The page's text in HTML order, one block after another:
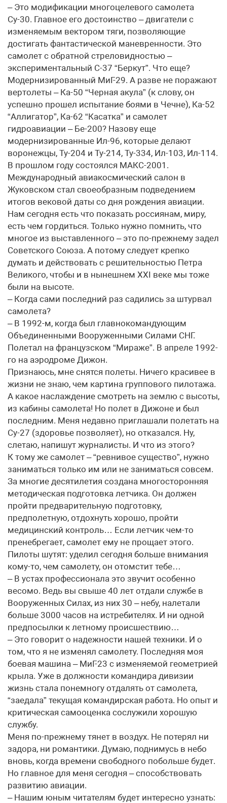
– Это модификации многоцелевого самолета
Су-30. Главное его достоинство – двигатели с
изменяемым вектором тяги, позволяющие
достигать фантастической маневренности. Это
самолет с обратной стреловидностью –
экспериментальный С-37 “Беркут”. Что еще?
Модернизированный МиГ-29. А разве не поражают
вертолеты – Ка-50 “Черная акула” (к слову, он
успешно прошел испытание боями в Чечне), Ка-52
“Аллигатор”, Ка-62 “Касатка” и самолет
гидроавиации – Бе-200? Назову еще
модернизированные Ил-96, которые делают
воронежцы, Ту-204 и Ту-214, Ту-334, Ил-103, Ил-114.
В прошлом году состоялся МАКС-2001.
Международный авиакосмический салон в
Жуковском стал своеобразным подведением
итогов вековой даты со дня рождения авиации.
Нам сегодня есть что показать россиянам, миру,
есть чем гордиться. Только нужно помнить, что
многое из выставленного – это по-прежнему задел
Советского Союза. А потому следует крепко
думать и действовать c решительностью Петра
Великого, чтобы и в нынешнем XXI веке мы тоже
были на высоте.
– Когда сами последний раз садились за штурвал
самолета?
– В 1992-м, когда был главнокомандующим
Объединенными Вооруженными Силами СНГ.
Полетал на французском “Мираже”. В апреле 1992-
го на аэродроме Дижон.
Признаюсь, мне снятся полеты. Ничего красивее в
жизни не знаю, чем картина группового пилотажа.
А какое наслаждение смотреть на землю с высоты,
из кабины самолета! Но полет в Дижоне и был
последним. Меня недавно приглашали полетать на
Су-27 (здоровье позволяет), но отказался. Ну,
слетаю, напишут журналисты. И что из этого?
К тому же самолет – “ревнивое существо”, нужно
заниматься только им или не заниматься совсем.
За многие десятилетия создана многосторонняя
методическая подготовка летчика. Он должен
пройти предварительную подготовку,
предполетную, отдохнуть хорошо, пройти
медицинский контроль… Если летчик чем-то
пренебрегает, самолет ему не прощает этого.
Пилоты шутят: уделил сегодня больше внимания
кому-то, чем самолету, он отомстит тебе…
– В устах профессионала это звучит особенно
весомо. Ведь вы свыше 40 лет отдали службе в
Вооруженных Силах, из них 30 – небу, налетали
больше 3000 часов на истребителях. И ни одной
предпосылки к летному происшествию…
– Это говорит о надежности нашей техники. И о
том, что я не изменял самолету. Последняя моя
боевая машина – МиГ-23 с изменяемой геометрией
крыла. Уже в должности командира дивизии
жизнь стала понемногу отдалять от самолета,
“заедала” текущая командирская работа. Но опыт и
критическая самооценка сослужили хорошую
службу.
Меня по-прежнему тянет в воздух. Не потерял ни
задора, ни романтики. Думаю, поднимусь в небо
вновь, когда времени свободного побольше будет.
Но главное для меня сегодня – способствовать
развитию авиации.
– Нашим юным читателям будет интересно узнать: